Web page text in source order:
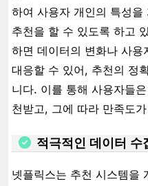
하여 사용자 개인의 특성
추천을 할 수 있도록 하고
하면 데이터의 변화나 사용
대응할 수 있어, 추천의 정
니다. 이를 통해 사용자들
천받고, 그에 따라 만족도
적극적인 데이터 수
넷플릭스는 추천 시스템을